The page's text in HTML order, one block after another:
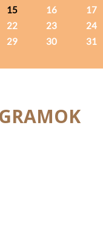
15 16
17
22 23
24
29 30 31